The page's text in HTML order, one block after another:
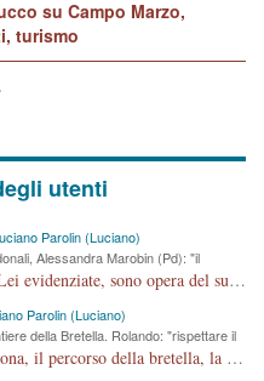
su Campo Marzo,
turismo
utenti
Parolin (Luciano)
Alessandra Marobin (Pd): "il
Consigliera Marobin, tutte le cose da Lei evidenziate, sono opera del suo ex Assessore e compagno di Partito Antonio Marco Dalla Pozza Assessore alla "progettazione" di piste ciclabili e altre porcherie. A lui manderei il conto da saldare per incidenti e danni alle persone. E' ora che "finiamola." Avete perso rassegnatevi. qui IL SINDACO RUCCO NON C'ENTRA PER NIENTE. CAPITO!!!!!!!! Amen.
Parolin (Luciano)
della Bretella. Rolando: "rispettare il
Caro fratuck, conosco molto bene la zona, il percorso della bretella, la situazione dei cittadini, abito in Viale Trento. A partire dal 2003 ho partecipato al Comitato di Maddalene pro bretella, e a riunioni propositive per apportare modifiche al progetto. Numerose mie foto del territorio sono arrivate a Roma, altri miei interventi (non graditi dalla Sx) sono stati pubblicati dal GdV, assieme ad altri come Ciro Asproso, ora favorevole alla bretella. Ho partecipato alla raccolta firme per la chiusura della strada x 5 giorni eseguita dal Sindaco Hullwech per sforamento 180 Micro/g. Pertanto come impegno per la tematica sono apposto con la coscienza. Ora il Progetto è partito, fine! Voglio dire che la nuova Giunta "comunale" non c'entra più. L'opera sarà "malauguratamente" eseguita, ma non con il mio placet. Il Consigliere Comunale dovrebbe capire che la campagna elettorale è finita, con buona pace di tutti. Quello che invece dovrebbe interessare è la proprietà della strada, dall'uscita autostradale Ovest, sino alla Rotatoria dell'Albara, vi sono tre possessori: Autostrade SpA; La Provincia, il Comune. Come la mettiamo per il futuro ? I costi, da 50 sono saliti a 100 milioni di € come dire 20 milioni a KM (!) da non credere. Comunque si farà. Ma nessuno canti Vittoria, anzi meglio non farne un ulteriore fatto "partitico" per questioni elettorali o di seggio. Se mi manda la sua mail, sono disponibile ad inviare i documenti e le foto sopra descritte. Con ossequi, Luciano Parolin